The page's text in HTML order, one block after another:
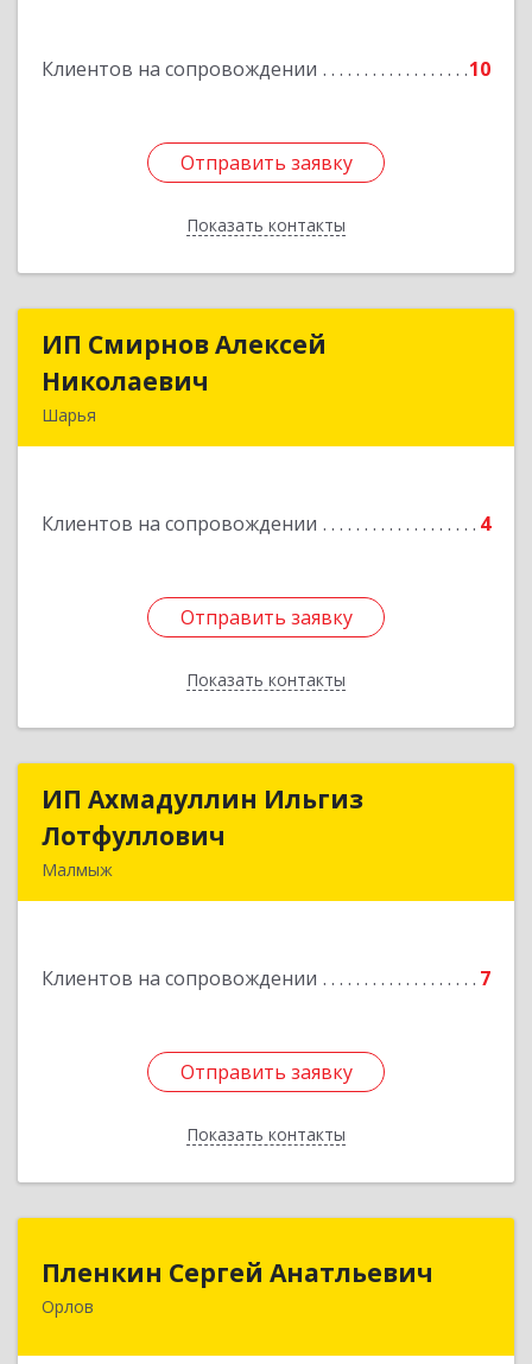
Клиентов на сопровождении 10
Отправить заявку
Показать контакты
Отправить заявку
Назад
ИП Смирнов Алексей
Николаевич
Шарья
Клиентов на сопровождении 4
Отправить заявку
Показать контакты
ИП Смирнов Алексей
Отправить заявку
Назад
ИП Ахмадуллин Ильгиз
Лотфуллович
Малмыж
Клиентов на сопровождении 7
Отправить заявку
Показать контакты
ИП Ахмадуллин Ильгиз
Подробнее
Отправить заявку
Назад
Пленкин Сергей Анатльевич
Орлов
Пленкин Сергей Анатльевич